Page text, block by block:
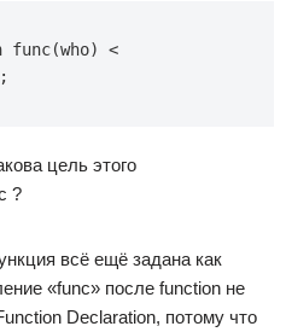
<
цель этого
?
всё ещё задана как
«func» после function не
Declaration, потому что